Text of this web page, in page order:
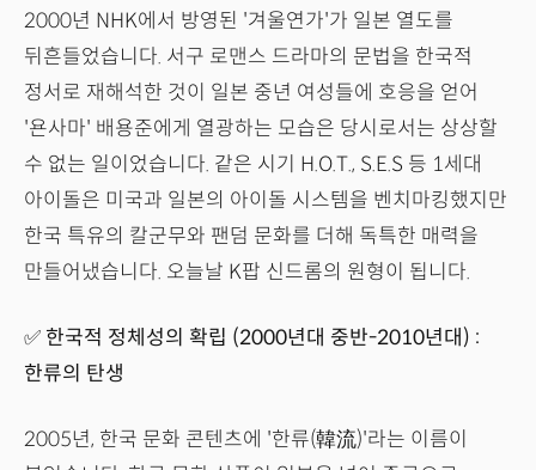
2000년 NHK에서 방영된 '겨울연가'가 일본 열도를
뒤흔들었습니다. 서구 로맨스 드라마의 문법을 한국적
정서로 재해석한 것이 일본 중년 여성들에 호응을 얻어
'욘사마' 배용준에게 열광하는 모습은 당시로서는 상상할
수 없는 일이었습니다. 같은 시기 H.O.T., S.E.S 등 1세대
아이돌은 미국과 일본의 아이돌 시스템을 벤치마킹했지만
한국 특유의 칼군무와 팬덤 문화를 더해 독특한 매력을
만들어냈습니다. 오늘날 K팝 신드롬의 원형이 됩니다.
✅ 한국적 정체성의 확립 (2000년대 중반-2010년대) :
한류의 탄생
2005년, 한국 문화 콘텐츠에 '한류(韓流)'라는 이름이